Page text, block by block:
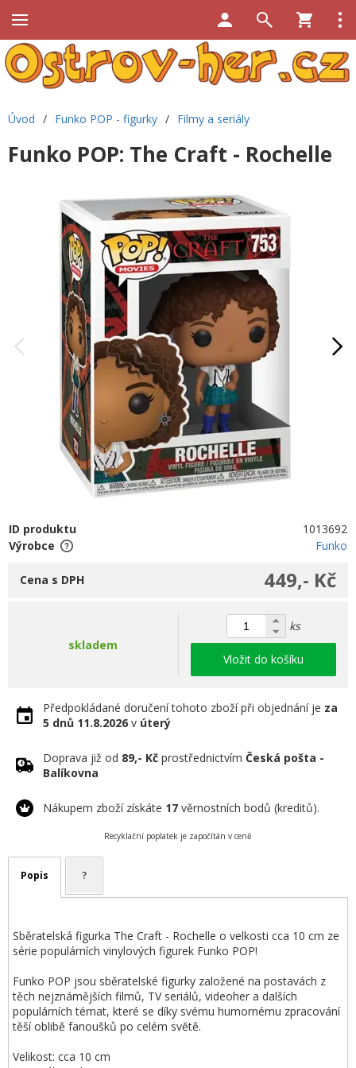
Úvod / Funko POP - figurky / Filmy a seriály
Funko POP: The Craft - Rochelle
ID produktu
1013692
Výrobce
Funko
449,- Kč
Cena s DPH
skladem
ks
Vložit do košíku
Předpokládané doručení tohoto zboží při objednání je za
5 dnů 11.8.2026 v úterý
Doprava již od 89,- Kč prostřednictvím Česká pošta -
Balíkovna
Nákupem zboží získáte 17 věrnostních bodů (kreditů).
Recyklační poplatek je započítán v ceně
Popis ?
Sběratelská figurka The Craft - Rochelle o velkosti cca 10 cm ze
série populárních vinylových figurek Funko POP!
Funko POP jsou sběratelské figurky založené na postavách z
těch nejznámějších filmů, TV seriálů, videoher a dalších
populárních témat, které se díky svému humornému zpracování
těší oblibě fanoušků po celém světě.
Velikost: cca 10 cm